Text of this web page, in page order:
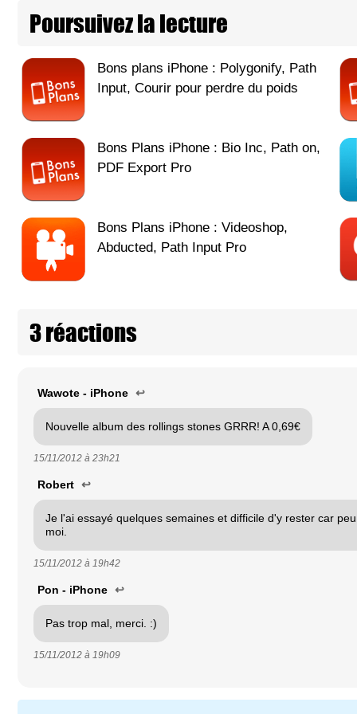
Poursuivez la lecture
Bons plans iPhone : Polygonify, Path
Input, Courir pour perdre du poids
Bons Plans iPhone : Bio Inc, Path on,
PDF Export Pro
Bons Plans iPhone : Videoshop,
Abducted, Path Input Pro
3 réactions
Wawote - iPhone ↩
Nouvelle album des rollings stones GRRR! A 0,69€
15/11/2012 à 23h21
Robert ↩
Je l'ai essayé quelques semaines et difficile d'y rester car
moi.
15/11/2012 à 19h42
Pon - iPhone ↩
Pas trop mal, merci. :)
15/11/2012 à 19h09